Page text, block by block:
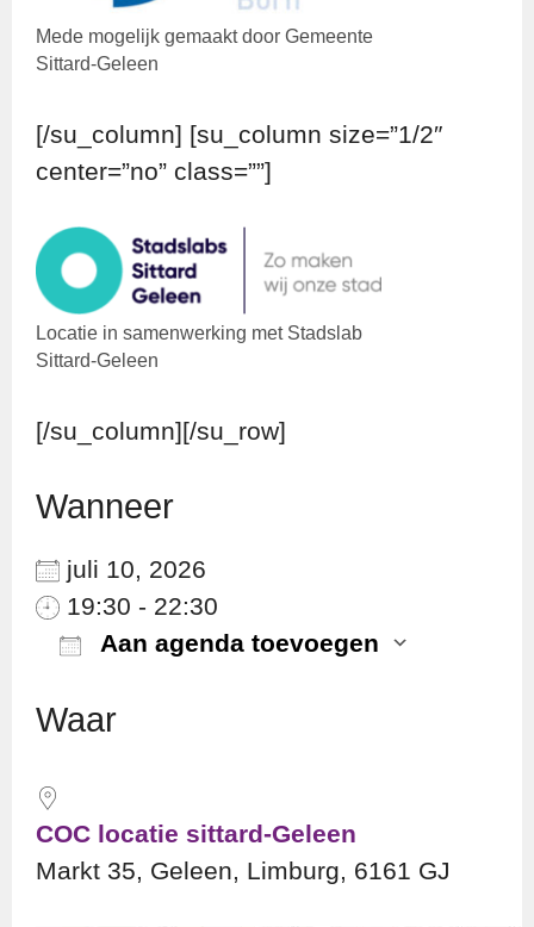
Mede mogelijk gemaakt door Gemeente
Sittard-Geleen
[/su_column] [su_column size=”1/2″
center=”no” class=””]
Locatie in samenwerking met Stadslab
Sittard-Geleen
[/su_column][/su_row]
Wanneer
juli 10, 2026
19:30 - 22:30
Aan agenda toevoegen
Waar
COC locatie sittard-Geleen
Markt 35, Geleen, Limburg, 6161 GJ